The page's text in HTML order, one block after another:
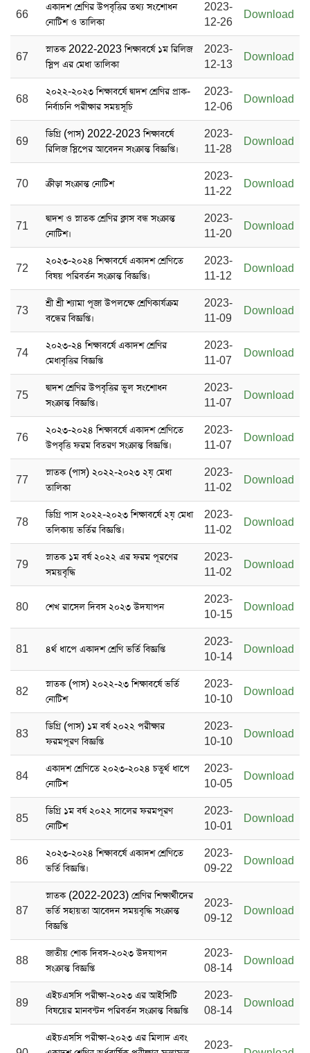
66
একাদশ শ্রেণির উপবৃত্তির তথ্য সংশোধন
নোটিশ ও তালিকা
2023-
12-26
Download
67
স্নাতক 2022-2023 শিক্ষাবর্ষে ১ম রিলিজ
স্লিপ এর মেধা তালিকা
2023-
12-13
Download
68
২০২২-২০২৩ শিক্ষাবর্ষে দ্বাদশ শ্রেণির প্রাক-
নির্বাচনি পরীক্ষার সময়সূচি
2023-
12-06
Download
69
ডিগ্রি (পাস) 2022-2023 শিক্ষাবর্ষে
রিলিজ স্লিপের আবেদন সংক্রান্ত বিজ্ঞপ্তি।
2023-
11-28
Download
70 ক্রীড়া সংক্রান্ত নোটিশ
2023-
11-22
Download
71
দ্বাদশ ও স্নাতক শ্রেণির ক্লাস বন্ধ সংক্রান্ত
নোটিশ।
2023-
11-20
Download
72
২০২৩-২০২৪ শিক্ষাবর্ষে একাদশ শ্রেণিতে
বিষয় পরিবর্তন সংক্রান্ত বিজ্ঞপ্তি।
2023-
11-12
Download
73
শ্রী শ্রী শ্যামা পূজা উপলক্ষে শ্রেণিকার্যক্রম
বন্ধের বিজ্ঞপ্তি।
2023-
11-09
Download
74
২০২৩-২৪ শিক্ষাবর্ষে একাদশ শ্রেণির
মেধাবৃত্তির বিজ্ঞপ্তি
2023-
11-07
Download
75
দ্বাদশ শ্রেণির উপবৃত্তির ভুল সংশোধন
সংক্রান্ত বিজ্ঞপ্তি।
2023-
11-07
Download
76
২০২৩-২০২৪ শিক্ষাবর্ষে একাদশ শ্রেণিতে
উপবৃত্তি ফরম বিতরণ সংক্রান্ত বিজ্ঞপ্তি।
2023-
11-07
Download
77
স্নাতক (পাস) ২০২২-২০২৩ ২য় মেধা
তালিকা
2023-
11-02
Download
78
ডিগ্রি পাস ২০২২-২০২৩ শিক্ষাবর্ষে ২য় মেধা
তলিকায় ভর্তির বিজ্ঞপ্তি।
2023-
11-02
Download
79
স্নাতক ১ম বর্ষ ২০২২ এর ফরম পূরণের
সময়বৃদ্ধি
2023-
11-02
Download
80 শেখ রাসেল দিবস ২০২৩ উদযাপন
2023-
10-15
Download
81 ৪র্থ ধাপে একাদশ শ্রেণি ভর্তি বিজ্ঞপ্তি
2023-
10-14
Download
82
স্নাতক (পাস) ২০২২-২৩ শিক্ষাবর্ষে ভর্তি
নোটিশ
2023-
10-10
Download
83
ডিগ্রি (পাস) ১ম বর্ষ ২০২২ পরীক্ষার
ফরমপূরণ বিজ্ঞপ্তি
2023-
10-10
Download
84
একাদশ শ্রেণিতে ২০২৩-২০২৪ চতুর্থ ধাপে
নোটিশ
2023-
10-05
Download
85
ডিগ্রি ১ম বর্ষ ২০২২ সালের ফরমপূরণ
নোটিশ
2023-
10-01
Download
86
২০২৩-২০২৪ শিক্ষাবর্ষে একাদশ শ্রেণিতে
ভর্তি বিজ্ঞপ্তি।
2023-
09-22
Download
87
স্নাতক (2022-2023) শ্রেণির শিক্ষার্থীদের
ভর্তি সহায়তা আবেদন সময়বৃদ্ধি সংক্রান্ত
বিজ্ঞপ্তি
2023-
09-12
Download
88
জাতীয় শোক দিবস-২০২৩ উদযাপন
সংক্রান্ত বিজ্ঞপ্তি
2023-
08-14
Download
89
এইচএসসি পরীক্ষা-২০২৩ এর আইসিটি
বিষয়ের মানবন্টন পরিবর্তন সংক্রান্ত বিজ্ঞপ্তি
2023-
08-14
Download
এইচএসসি পরীক্ষা-২০২৩ এর মিলাদ এবং
2023-